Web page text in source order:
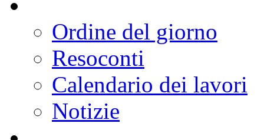
Progetti di legge
Ultimi Decreti legge
Doc parlamentari
Leggi approvate